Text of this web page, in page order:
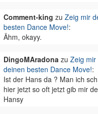
Comment-king zu Zeig mir
besten Dance Move!:
Ähm, okayy.
DingoMAradonazu Zeig mir
deinen besten Dance Move!:
Ist der Hans da ? Man ich
hier jetzt so oft jetzt gib mir
Hansy